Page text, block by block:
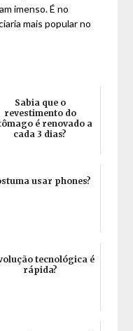
imenso. É no
mais popular no
Sabia que o
revestimento do
é renovado a
cada 3 dias?
usar phones?
tecnológica é
rápida?